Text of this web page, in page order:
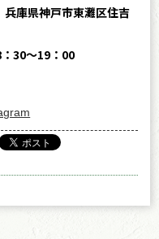
兵庫県神戸市東灘区住吉
30～19：00